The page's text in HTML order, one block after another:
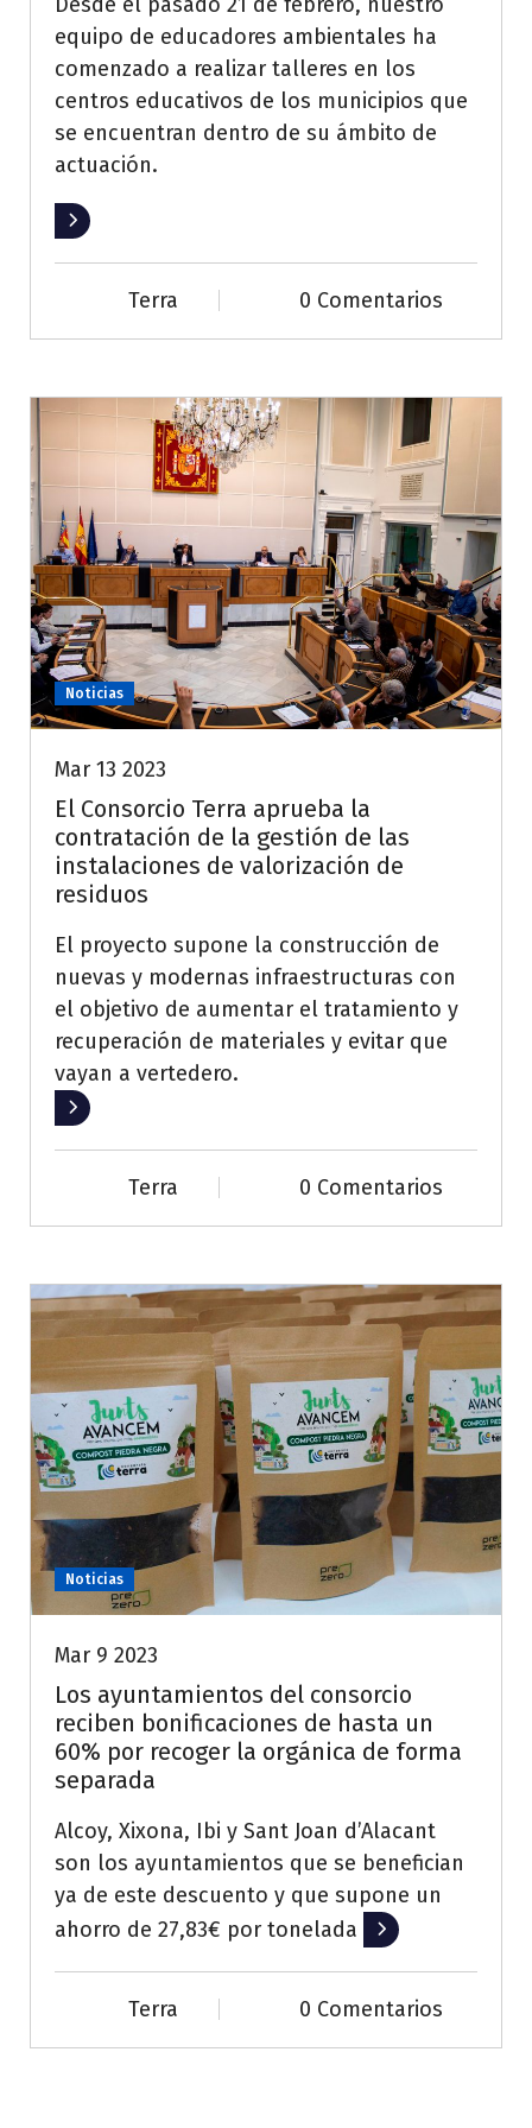
equipo de educadores ambientales ha
comenzado a realizar talleres en los
centros educativos de los municipios que
se encuentran dentro de su ámbito de
actuación.
Leer más
Terra 0 Comentarios
Noticias
Mar 13 2023
El Consorcio Terra aprueba la
contratación de la gestión de las
instalaciones de valorización de
residuos
El proyecto supone la construcción de
nuevas y modernas infraestructuras con
el objetivo de aumentar el tratamiento y
recuperación de materiales y evitar que
vayan a vertedero.
Leer más
Terra 0 Comentarios
Noticias
Mar 9 2023
Los ayuntamientos del consorcio
reciben bonificaciones de hasta un
60% por recoger la orgánica de forma
separada
Alcoy, Xixona, Ibi y Sant Joan d’Alacant
son los ayuntamientos que se benefician
ya de este descuento y que supone un
ahorro de 27,83€ por tonelada
Leer más
Terra 0 Comentarios